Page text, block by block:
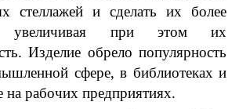
стеллажей и сделать их более
увеличивая при этом их
Изделие обрело популярность
сфере, в библиотеках и
на рабочих предприятиях.